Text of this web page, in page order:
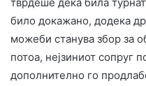
било докажано, додека
можеби станува збор за
потоа, нејзиниот сопруг
дополнително го